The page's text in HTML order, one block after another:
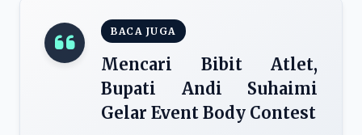
BACA JUGA
Mencari Bibit Atlet,
Bupati Andi Suhaimi
Gelar Event Body Contest